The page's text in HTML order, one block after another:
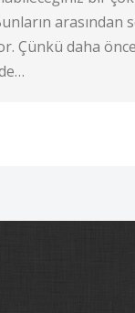
arasından
Çünkü daha önce